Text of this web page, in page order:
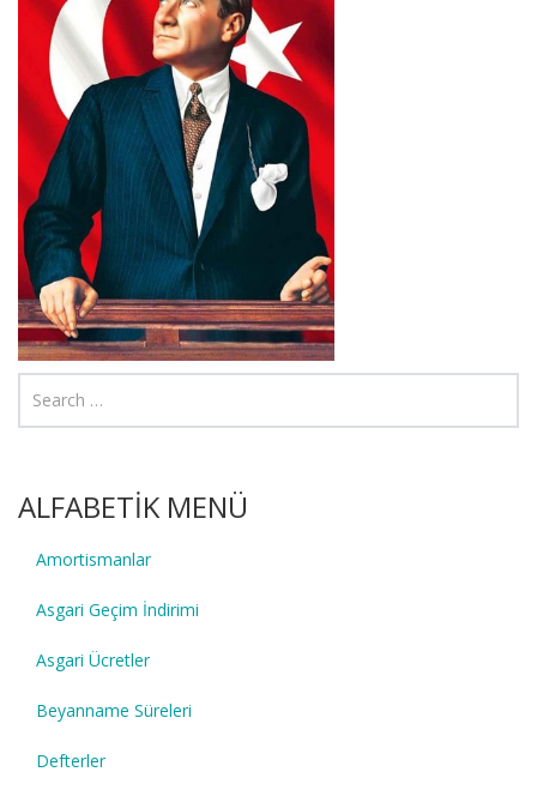
ALFABETİK MENÜ
Amortismanlar
Asgari Geçim İndirimi
Asgari Ücretler
Beyanname Süreleri
Defterler